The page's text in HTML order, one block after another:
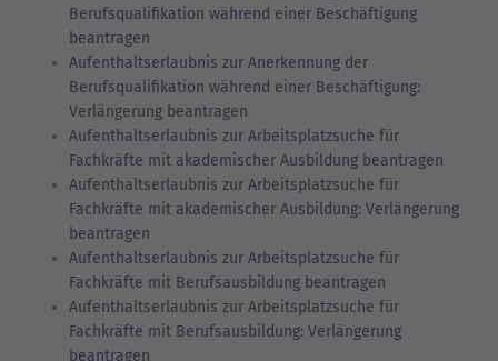
Berufsqualifikation während einer Beschäftigung
beantragen
Aufenthaltserlaubnis zur Anerkennung der
Berufsqualifikation während einer Beschäftigung:
Verlängerung beantragen
Aufenthaltserlaubnis zur Arbeitsplatzsuche für
Fachkräfte mit akademischer Ausbildung beantragen
Aufenthaltserlaubnis zur Arbeitsplatzsuche für
Fachkräfte mit akademischer Ausbildung: Verlängerung
beantragen
Aufenthaltserlaubnis zur Arbeitsplatzsuche für
Fachkräfte mit Berufsausbildung beantragen
Aufenthaltserlaubnis zur Arbeitsplatzsuche für
Fachkräfte mit Berufsausbildung: Verlängerung
beantragen